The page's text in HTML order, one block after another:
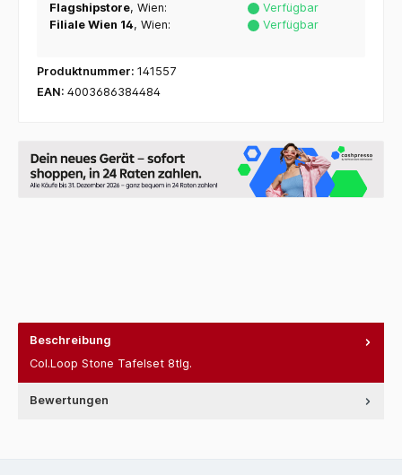
Flagshipstore, Wien:
Verfügbar
Filiale Wien 14, Wien: Verfügbar
Produktnummer: 141557
EAN: 4003686384484
Beschreibung
Col.Loop Stone Tafelset 8tlg.
Bewertungen